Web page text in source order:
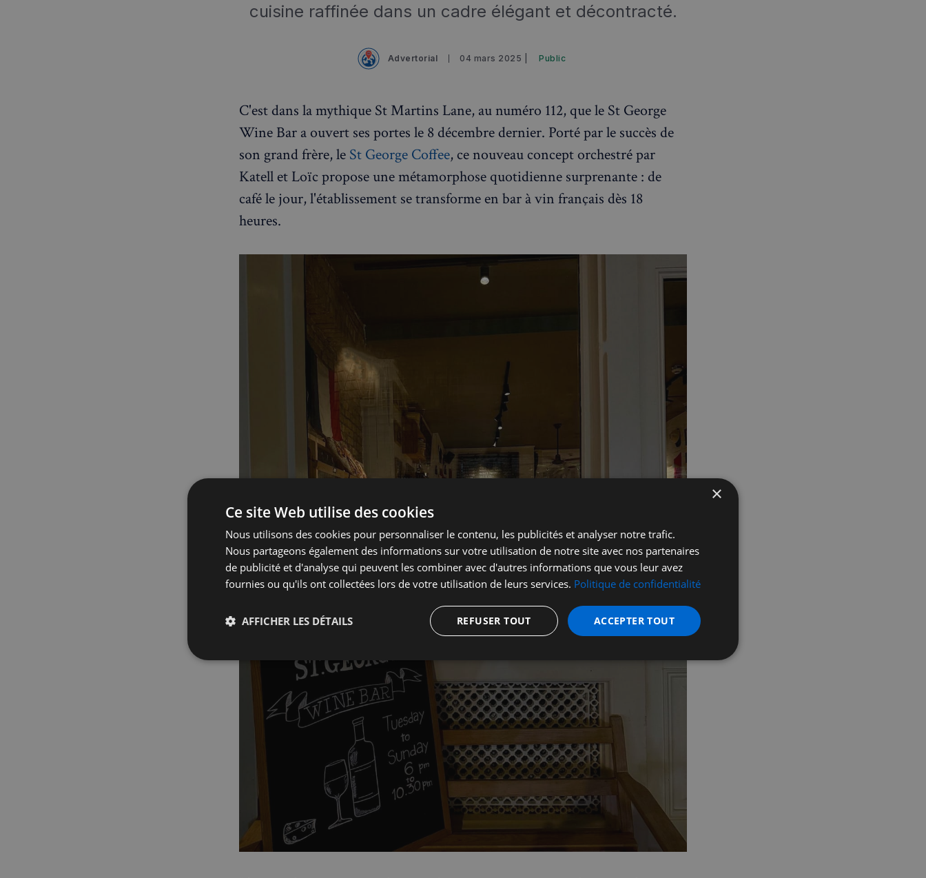
cuisine raffinée dans un cadre élégant et décontracté.
Advertorial 04 mars 2025 | Public
C'est dans la mythique St Martins Lane, au numéro 112, que le St George
Wine Bar a ouvert ses portes le 8 décembre dernier. Porté par le succès de
son grand frère, le St George Coffee, ce nouveau concept orchestré par
Katell et Loïc propose une métamorphose quotidienne surprenante : de
café le jour, l'établissement se transforme en bar à vin français dès 18
heures.
×
Ce site Web utilise des cookies
Nous utilisons des cookies pour personnaliser le contenu, les publicités et analyser notre trafic.
Nous partageons également des informations sur votre utilisation de notre site avec nos partenaires
de publicité et d'analyse qui peuvent les combiner avec d'autres informations que vous leur avez
fournies ou qu'ils ont collectées lors de votre utilisation de leurs services. Politique de confidentialité
ACCEPTER TOUT
REFUSER TOUT
AFFICHER LES DÉTAILS
Strictement
nécessaires
Performance Ciblage Fonctionnalité
Strictement nécessaires Performance Ciblage Fonctionnalité
Les cookies strictement nécessaires habilitent des fonctionnalités de base du site Web telles que la connexion des utilisateurs et
la gestion des comptes. Le site Web ne peut pas être utilisé correctement sans les cookies strictement nécessaires.